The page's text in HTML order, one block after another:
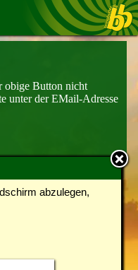
abzulegen,